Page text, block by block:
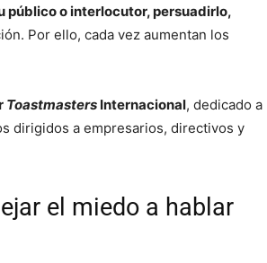
público o interlocutor, persuadirlo,
Por ello, cada vez aumentan los
Toastmasters Internacional, dedicado a
dirigidos a empresarios, directivos y
el miedo a hablar